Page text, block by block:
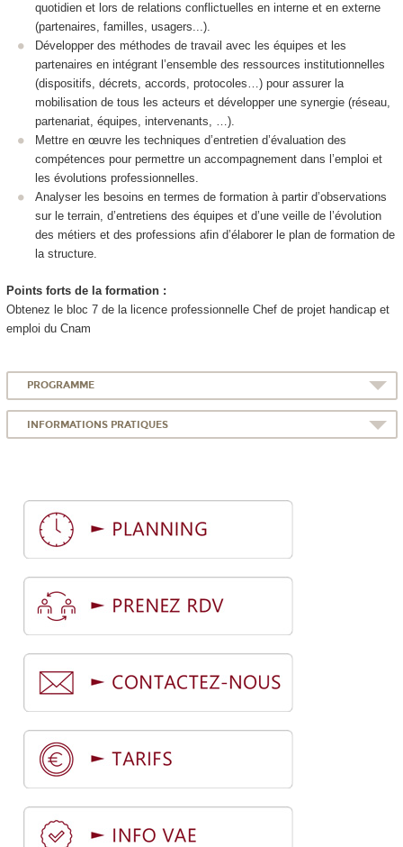
quotidien et lors de relations conflictuelles en interne et en externe
(partenaires, familles, usagers...).
Développer des méthodes de travail avec les équipes et les
partenaires en intégrant l’ensemble des ressources institutionnelles
(dispositifs, décrets, accords, protocoles…) pour assurer la
mobilisation de tous les acteurs et développer une synergie (réseau,
partenariat, équipes, intervenants, …).
Mettre en œuvre les techniques d’entretien d’évaluation des
compétences pour permettre un accompagnement dans l’emploi et
les évolutions professionnelles.
Analyser les besoins en termes de formation à partir d’observations
sur le terrain, d’entretiens des équipes et d’une veille de l’évolution
des métiers et des professions afin d’élaborer le plan de formation de
la structure.
Points forts de la formation :
Obtenez le bloc 7 de la licence professionnelle Chef de projet handicap et
emploi du Cnam
PROGRAMME
INFORMATIONS PRATIQUES